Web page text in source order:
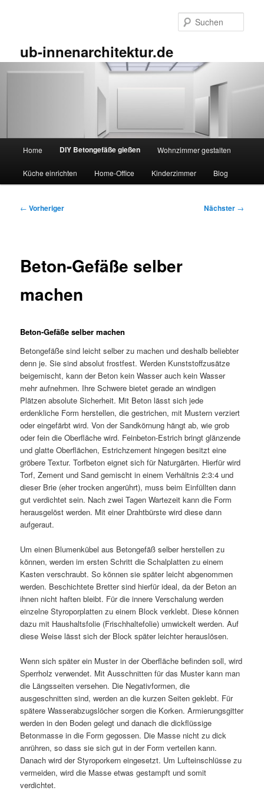
ub-innenarchitektur.de
Home DIY Betongefäße gießen Wohnzimmer gestalten
Küche einrichten Home-Office Kinderzimmer Blog
Beitragsnavigation
← Vorheriger Nächster →
Beton-Gefäße selber
machen
Beton-Gefäße selber machen
Betongefäße sind leicht selber zu machen und deshalb beliebter
denn je. Sie sind absolut frostfest. Werden Kunststoffzusätze
beigemischt, kann der Beton kein Wasser auch kein Wasser
mehr aufnehmen. Ihre Schwere bietet gerade an windigen
Plätzen absolute Sicherheit. Mit Beton lässt sich jede
erdenkliche Form herstellen, die gestrichen, mit Mustern verziert
oder eingefärbt wird. Von der Sandkörnung hängt ab, wie grob
oder fein die Oberfläche wird. Feinbeton-Estrich bringt glänzende
und glatte Oberflächen, Estrichzement hingegen besitzt eine
gröbere Textur. Torfbeton eignet sich für Naturgärten. Hierfür wird
Torf, Zement und Sand gemischt in einem Verhältnis 2:3:4 und
dieser Brie (eher trocken angerührt), muss beim Einfüllten dann
gut verdichtet sein. Nach zwei Tagen Wartezeit kann die Form
herausgelöst werden. Mit einer Drahtbürste wird diese dann
aufgeraut.
Um einen Blumenkübel aus Betongefäß selber herstellen zu
können, werden im ersten Schritt die Schalplatten zu einem
Kasten verschraubt. So können sie später leicht abgenommen
werden. Beschichtete Bretter sind hierfür ideal, da der Beton an
ihnen nicht haften bleibt. Für die innere Verschalung werden
einzelne Styroporplatten zu einem Block verklebt. Diese können
dazu mit Haushaltsfolie (Frischhaltefolie) umwickelt werden. Auf
diese Weise lässt sich der Block später leichter herauslösen.
Wenn sich später ein Muster in der Oberfläche befinden soll, wird
Sperrholz verwendet. Mit Ausschnitten für das Muster kann man
die Längsseiten versehen. Die Negativformen, die
ausgeschnitten sind, werden an die kurzen Seiten geklebt. Für
spätere Wasserabzugslöcher sorgen die Korken. Armierungsgitter
werden in den Boden gelegt und danach die dickflüssige
Betonmasse in die Form gegossen. Die Masse nicht zu dick
anrühren, so dass sie sich gut in der Form verteilen kann.
Danach wird der Styroporkern eingesetzt. Um Lufteinschlüsse zu
vermeiden, wird die Masse etwas gestampft und somit
verdichtet.